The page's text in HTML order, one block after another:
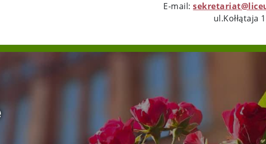
E-mail:
ul.Kołłątaja